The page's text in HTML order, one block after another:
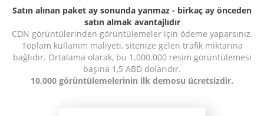
Satın alınan paket ay sonunda yanmaz - birkaç ay önceden
satın almak avantajlıdır
CDN görüntülerinden görüntülemeler için ödeme yaparsınız.
Toplam kullanım maliyeti, sitenize gelen trafik miktarına
bağlıdır. Ortalama olarak, bu 1.000.000 resim görüntülemesi
başına 1,5 ABD dolarıdır.
10,000 görüntülemelerinin ilk demosu ücretsizdir.